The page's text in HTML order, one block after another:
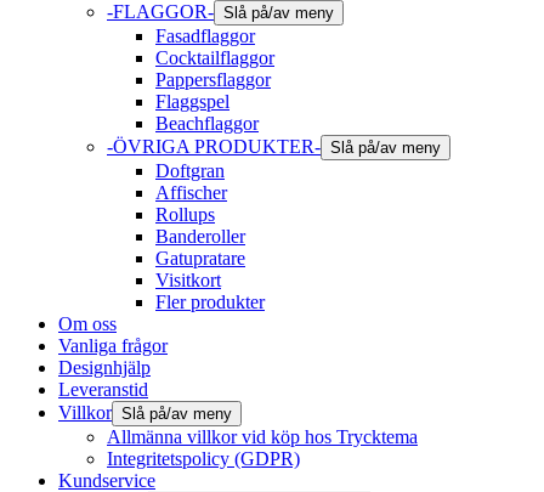
-FLAGGOR- Slå på/av meny
Fasadflaggor
Cocktailflaggor
Pappersflaggor
Flaggspel
Beachflaggor
-ÖVRIGA PRODUKTER- Slå på/av meny
Doftgran
Affischer
Rollups
Banderoller
Gatupratare
Visitkort
Fler produkter
Om oss
Vanliga frågor
Designhjälp
Leveranstid
Villkor Slå på/av meny
Allmänna villkor vid köp hos Trycktema
Integritetspolicy (GDPR)
Kundservice